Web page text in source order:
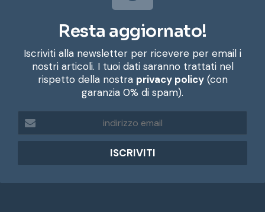
Resta aggiornato!
Iscriviti alla newsletter per ricevere per email i
nostri articoli. I tuoi dati saranno trattati nel
rispetto della nostra privacy policy(con
garanzia 0% di spam).
d
r